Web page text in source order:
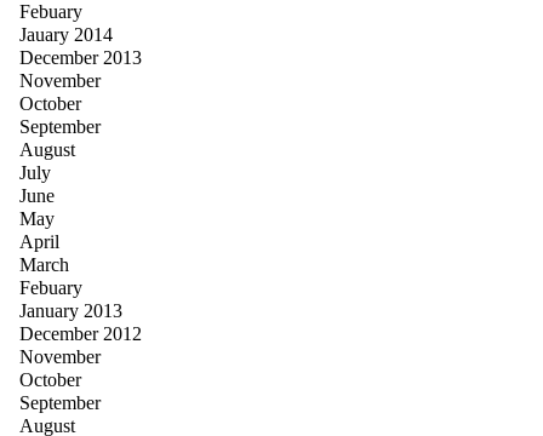
Febuary
Jauary 2014
December 2013
November
October
September
August
July
June
May
April
March
Febuary
January 2013
December 2012
November
October
September
August